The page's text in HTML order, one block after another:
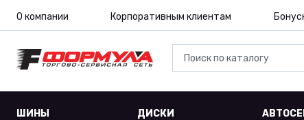
О компании Корпоративным клиентам
ШИНЫ ДИСКИ